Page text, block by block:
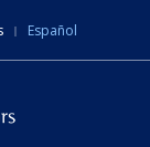
Español